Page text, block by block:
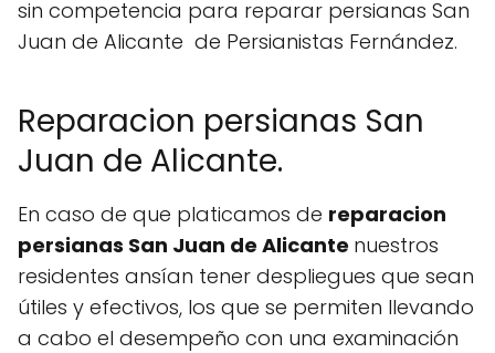
sin competencia para reparar persianas San
Juan de Alicante de Persianistas Fernández.
Reparacion persianas San
Juan de Alicante.
En caso de que platicamos de reparacion
persianas San Juan de Alicante nuestros
residentes ansían tener despliegues que sean
útiles y efectivos, los que se permiten llevando
a cabo el desempeño con una examinación